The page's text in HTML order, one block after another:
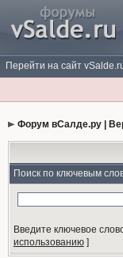
Перейти на сайт
Форум вСалде.ру |
Поиск по ключевым
Введите ключевое
использованию]